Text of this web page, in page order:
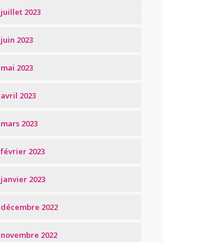
juillet 2023
juin 2023
mai 2023
avril 2023
mars 2023
février 2023
janvier 2023
décembre 2022
novembre 2022